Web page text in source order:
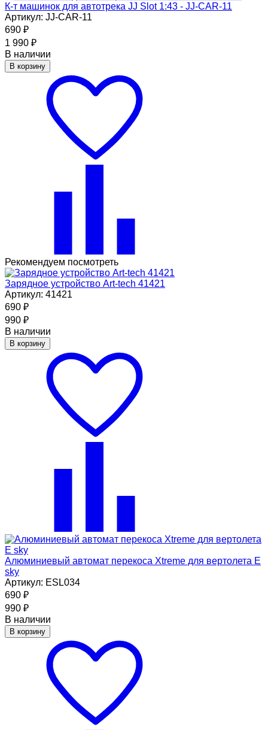
К-т машинок для автотрека JJ Slot 1:43 - JJ-CAR-11
Артикул: JJ-CAR-11
690 ₽
1 990 ₽
В наличии
В корзину
Рекомендуем посмотреть
Зарядное устройство Art-tech 41421
Артикул: 41421
690 ₽
990 ₽
В наличии
В корзину
Алюминиевый автомат перекоса Xtreme для вертолета E
sky
Артикул: ESL034
690 ₽
990 ₽
В наличии
В корзину